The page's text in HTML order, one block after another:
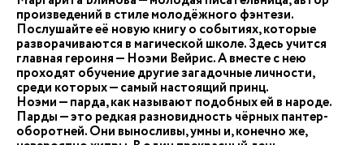
произведений в стиле молодёжного фэнтези.
Послушайте её новую книгу о событиях, которые
разворачиваются в магической школе. Здесь учится
главная героиня — Ноэми Вейрис. А вместе с нею
проходят обучение другие загадочные личности,
среди которых — самый настоящий принц.
Ноэми — парда, как называют подобных ей в народе.
Парды — это редкая разновидность чёрных пантер-
оборотней. Они выносливы, умны и, конечно же,